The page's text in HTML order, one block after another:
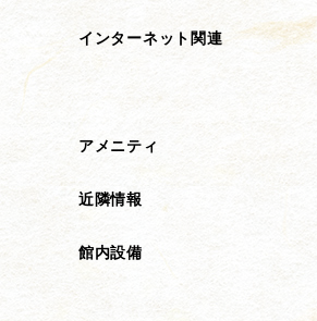
インターネット関連
アメニティ
近隣情報
館内設備